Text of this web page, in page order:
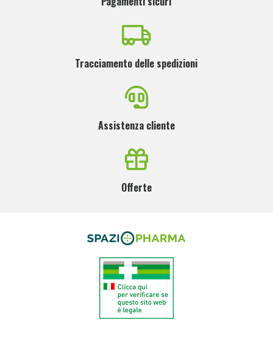
Tracciamento delle spedizioni
Assistenza cliente
Offerte